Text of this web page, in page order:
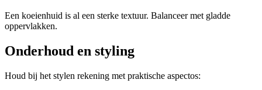
Een koeienhuid is al een sterke textuur. Balanceer met gladde
oppervlakken.
Onderhoud en styling
Houd bij het stylen rekening met praktische aspectos: